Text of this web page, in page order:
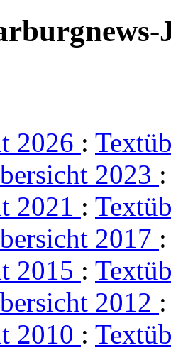
2026 :
2023
2021 :
2017
2015 :
2012
2010 :